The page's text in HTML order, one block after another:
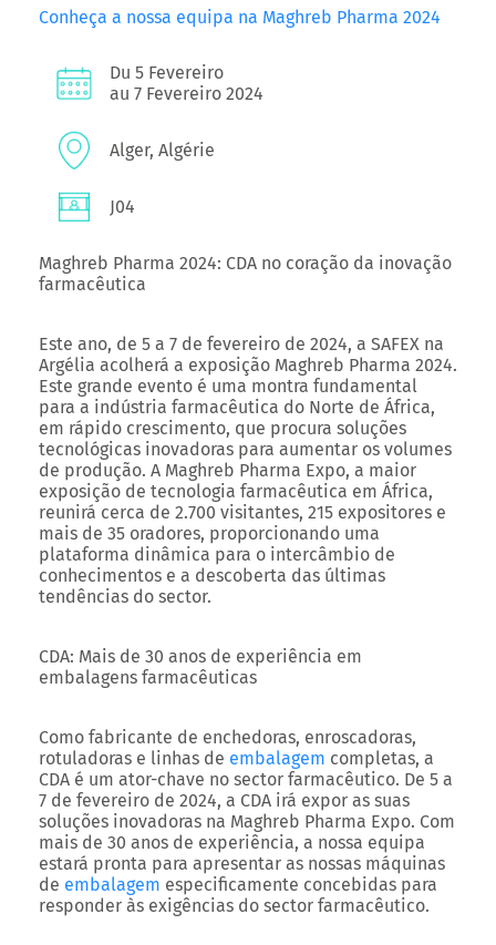
Conheça a nossa equipa na Maghreb Pharma 2024
Du 5 Fevereiro
au 7 Fevereiro 2024
Alger, Algérie
J04
Maghreb Pharma 2024: CDA no coração da inovação
farmacêutica
Este ano, de 5 a 7 de fevereiro de 2024, a SAFEX na
Argélia acolherá a exposição Maghreb Pharma 2024.
Este grande evento é uma montra fundamental
para a indústria farmacêutica do Norte de África,
em rápido crescimento, que procura soluções
tecnológicas inovadoras para aumentar os volumes
de produção. A Maghreb Pharma Expo, a maior
exposição de tecnologia farmacêutica em África,
reunirá cerca de 2.700 visitantes, 215 expositores e
mais de 35 oradores, proporcionando uma
plataforma dinâmica para o intercâmbio de
conhecimentos e a descoberta das últimas
tendências do sector.
CDA: Mais de 30 anos de experiência em
embalagens farmacêuticas
Como fabricante de enchedoras, enroscadoras,
rotuladoras e linhas de embalagem completas, a
CDA é um ator-chave no sector farmacêutico. De 5 a
7 de fevereiro de 2024, a CDA irá expor as suas
soluções inovadoras na Maghreb Pharma Expo. Com
mais de 30 anos de experiência, a nossa equipa
estará pronta para apresentar as nossas máquinas
de embalagem especificamente concebidas para
responder às exigências do sector farmacêutico.